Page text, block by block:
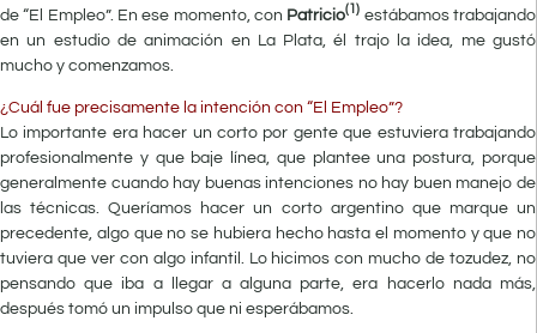
de “El Empleo”. En ese momento, con Patricio(1) estábamos trabajando
en un estudio de animación en La Plata, él trajo la idea, me gustó
mucho y comenzamos.
¿Cuál fue precisamente la intención con “El Empleo”?
Lo importante era hacer un corto por gente que estuviera trabajando
profesionalmente y que baje línea, que plantee una postura, porque
generalmente cuando hay buenas intenciones no hay buen manejo de
las técnicas. Queríamos hacer un corto argentino que marque un
precedente, algo que no se hubiera hecho hasta el momento y que no
tuviera que ver con algo infantil. Lo hicimos con mucho de tozudez, no
pensando que iba a llegar a alguna parte, era hacerlo nada más,
después tomó un impulso que ni esperábamos.